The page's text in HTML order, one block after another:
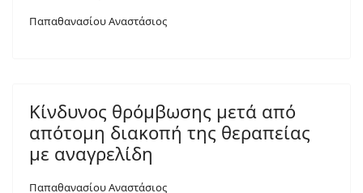
Παπαθανασίου Αναστάσιος
Κίνδυνος θρόμβωσης μετά από
απότομη διακοπή της θεραπείας
με αναγρελίδη
Παπαθανασίου Αναστάσιος